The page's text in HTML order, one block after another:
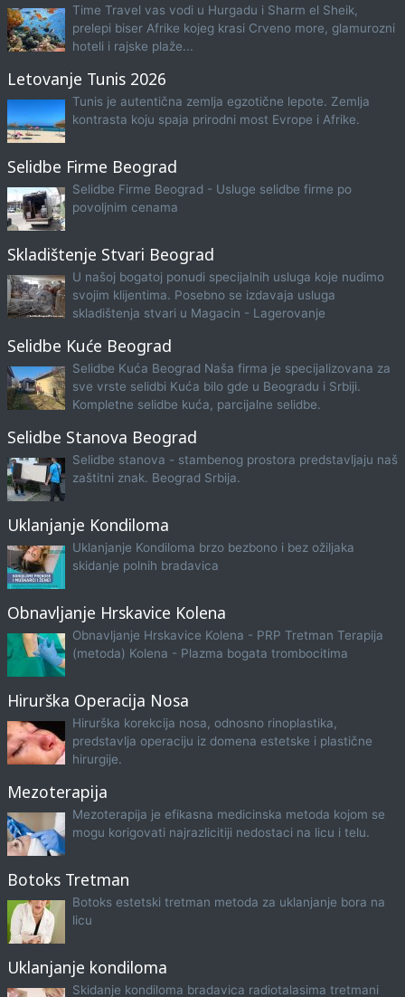
Time Travel vas vodi u Hurgadu i Sharm el Sheik,
prelepi biser Afrike kojeg krasi Crveno more, glamurozni
hoteli i rajske plaže...
Letovanje Tunis 2026
Tunis je autentična zemlja egzotične lepote. Zemlja
kontrasta koju spaja prirodni most Evrope i Afrike.
Selidbe Firme Beograd
Selidbe Firme Beograd - Usluge selidbe firme po
povoljnim cenama
Skladištenje Stvari Beograd
U našoj bogatoj ponudi specijalnih usluga koje nudimo
svojim klijentima. Posebno se izdavaja usluga
skladištenja stvari u Magacin - Lagerovanje
Selidbe Kuće Beograd
Selidbe Kuća Beograd Naša firma je specijalizovana za
sve vrste selidbi Kuća bilo gde u Beogradu i Srbiji.
Kompletne selidbe kuća, parcijalne selidbe.
Selidbe Stanova Beograd
Selidbe stanova - stambenog prostora predstavljaju naš
zaštitni znak. Beograd Srbija.
Uklanjanje Kondiloma
Uklanjanje Kondiloma brzo bezbono i bez ožiljaka
skidanje polnih bradavica
Obnavljanje Hrskavice Kolena
Obnavljanje Hrskavice Kolena - PRP Tretman Terapija
(metoda) Kolena - Plazma bogata trombocitima
Hirurška Operacija Nosa
Hirurška korekcija nosa, odnosno rinoplastika,
predstavlja operaciju iz domena estetske i plastične
hirurgije.
Mezoterapija
Mezoterapija je efikasna medicinska metoda kojom se
mogu korigovati najrazlicitiji nedostaci na licu i telu.
Botoks Tretman
Botoks estetski tretman metoda za uklanjanje bora na
licu
Uklanjanje kondiloma
Skidanje kondiloma bradavica radiotalasima tretmani